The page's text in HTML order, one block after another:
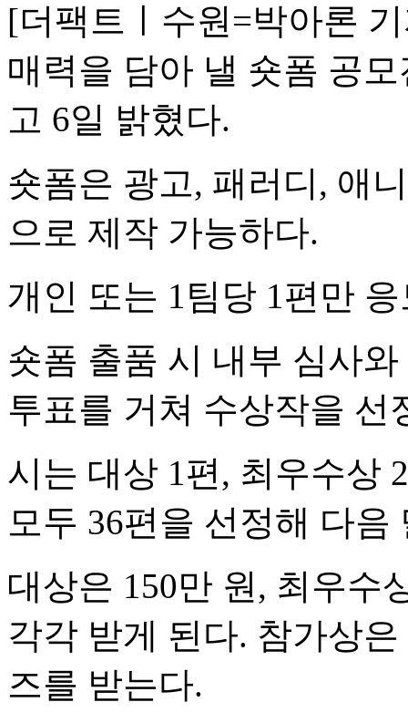
[더팩트ㅣ수원=박아론
매력을 담아 낼 숏폼 공
고 6일 밝혔다.
숏폼은 광고, 패러디, 애
으로 제작 가능하다.
개인 또는 1팀당 1편만
숏폼 출품 시 내부 심사
투표를 거쳐 수상작을 선
시는 대상 1편, 최우수상
모두 36편을 선정해 다음
대상은 150만 원, 최우수
각각 받게 된다. 참가상
즈를 받는다.